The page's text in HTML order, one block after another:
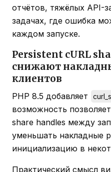
отчётов, тяжёлых API-
задачах, где ошибка
каждом запуске.
Persistent cURL
снижают
клиентов
PHP 8.5 добавляет
возможность
share handles между
уменьшать накладные
инициализацию в
Практический смысл